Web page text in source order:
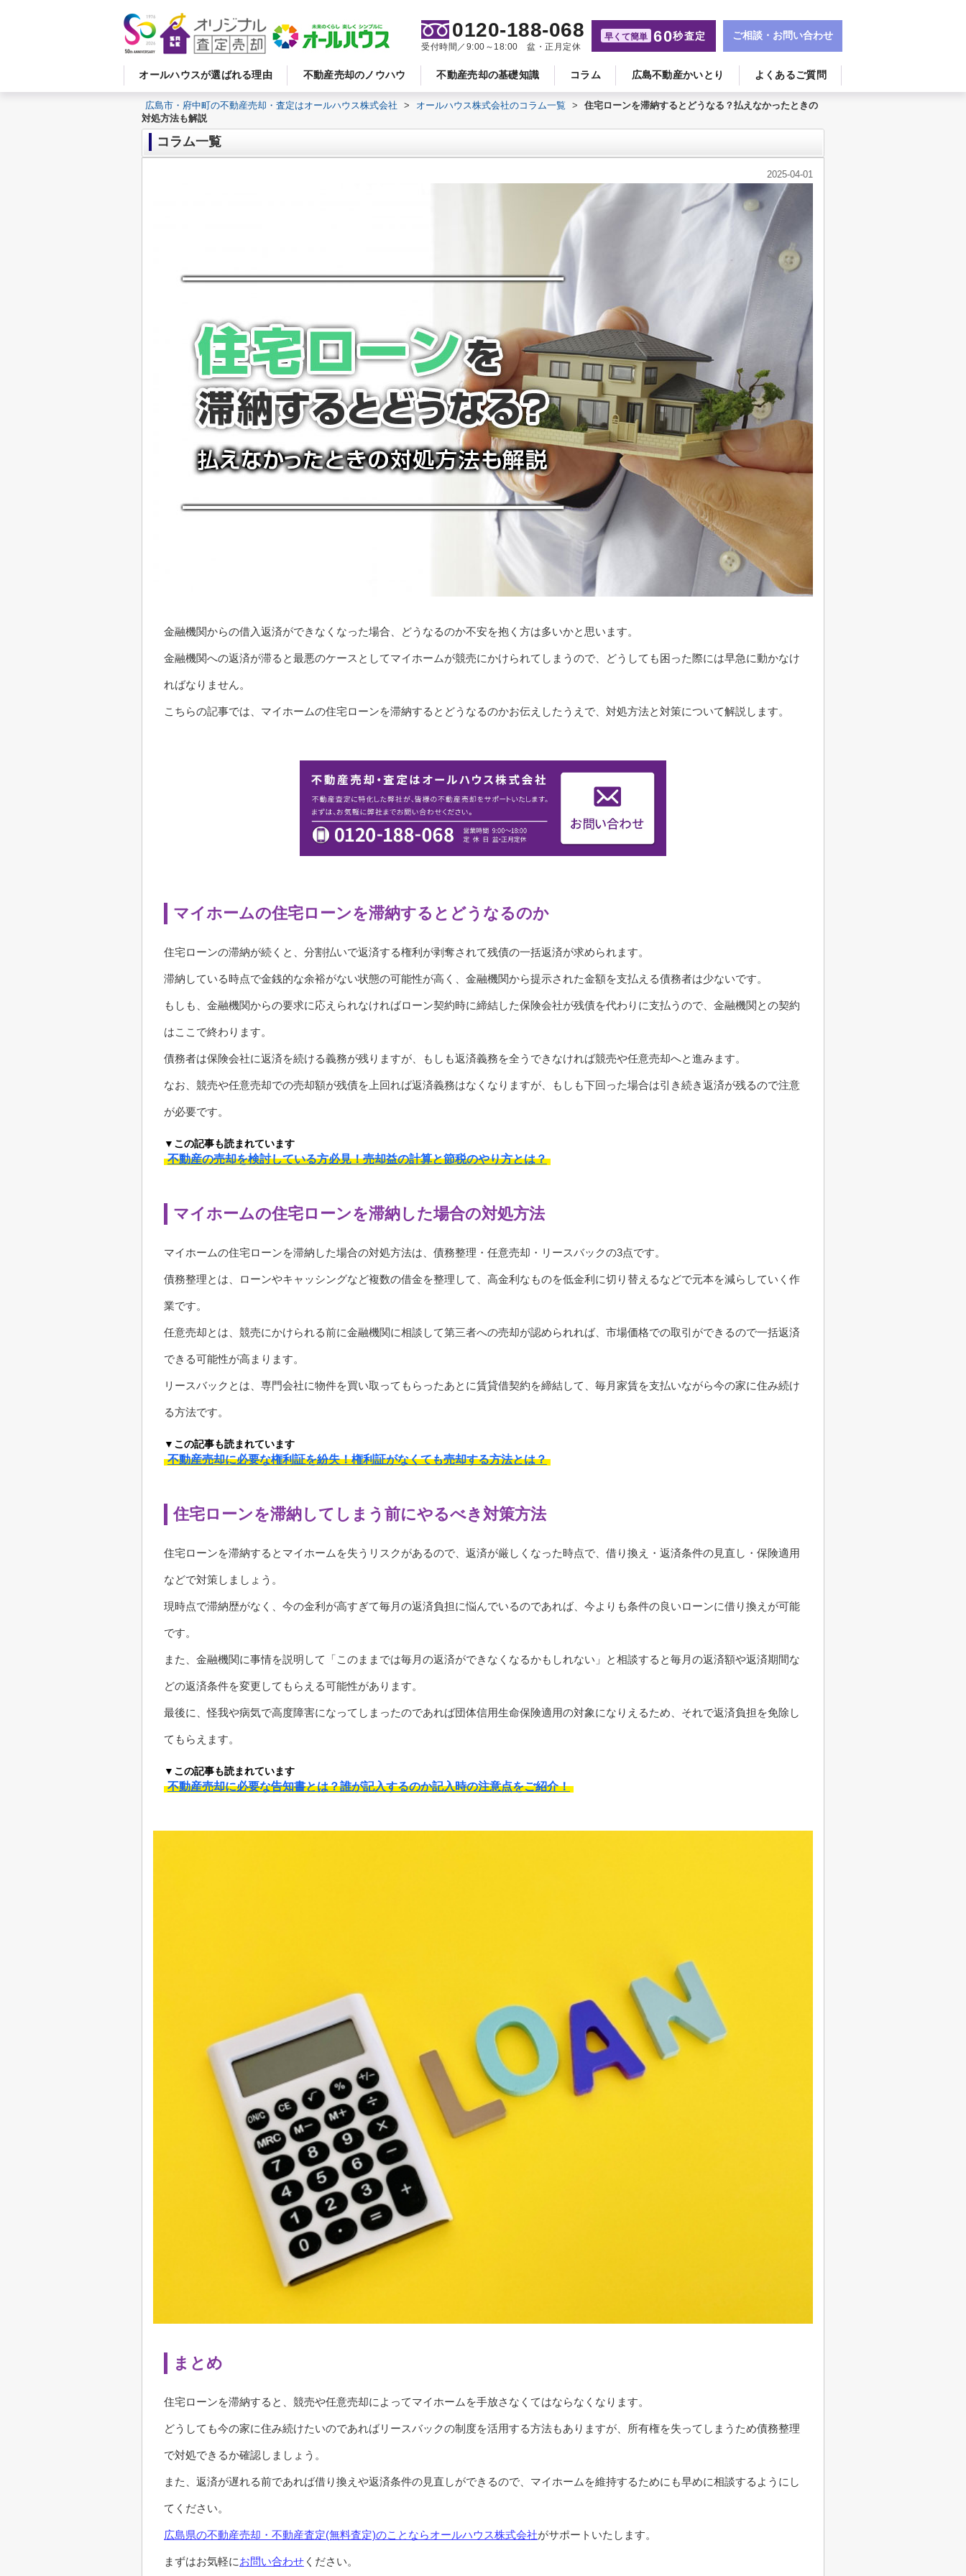
オールハウスが選ばれる理由 不動産売却のノウハウ 不動産売却の基礎知識 コラム 広島不動産かいとり よくあるご質問
0120-188-068
受付時間／9:00～18:00 盆・正月定休
早くて簡単 60秒査定 ご相談・お問い合わせ
広島市・府中町の不動産売却・査定はオールハウス株式会社 > オールハウス株式会社のコラム一覧 >
住宅ローンを滞納するとどうなる？払えなかったときの
対処方法も解説
コラム一覧
2025-04-01
金融機関からの借入返済ができなくなった場合、どうなるのか不安を抱く方は多いかと思います。
金融機関への返済が滞ると最悪のケースとしてマイホームが競売にかけられてしまうので、どうしても困った際には早急に動かなけ
ればなりません。
こちらの記事では、マイホームの住宅ローンを滞納するとどうなるのかお伝えしたうえで、対処方法と対策について解説します。
マイホームの住宅ローンを滞納するとどうなるのか
住宅ローンの滞納が続くと、分割払いで返済する権利が剥奪されて残債の一括返済が求められます。
滞納している時点で金銭的な余裕がない状態の可能性が高く、金融機関から提示された金額を支払える債務者は少ないです。
もしも、金融機関からの要求に応えられなければローン契約時に締結した保険会社が残債を代わりに支払うので、金融機関との契約
はここで終わります。
債務者は保険会社に返済を続ける義務が残りますが、もしも返済義務を全うできなければ競売や任意売却へと進みます。
なお、競売や任意売却での売却額が残債を上回れば返済義務はなくなりますが、もしも下回った場合は引き続き返済が残るので注意
が必要です。
▼この記事も読まれています
不動産の売却を検討している方必見！売却益の計算と節税のやり方とは？
マイホームの住宅ローンを滞納した場合の対処方法
マイホームの住宅ローンを滞納した場合の対処方法は、債務整理・任意売却・リースバックの3点です。
債務整理とは、ローンやキャッシングなど複数の借金を整理して、高金利なものを低金利に切り替えるなどで元本を減らしていく作
業です。
任意売却とは、競売にかけられる前に金融機関に相談して第三者への売却が認められれば、市場価格での取引ができるので一括返済
できる可能性が高まります。
リースバックとは、専門会社に物件を買い取ってもらったあとに賃貸借契約を締結して、毎月家賃を支払いながら今の家に住み続け
る方法です。
▼この記事も読まれています
不動産売却に必要な権利証を紛失！権利証がなくても売却する方法とは？
住宅ローンを滞納してしまう前にやるべき対策方法
住宅ローンを滞納するとマイホームを失うリスクがあるので、返済が厳しくなった時点で、借り換え・返済条件の見直し・保険適用
などで対策しましょう。
現時点で滞納歴がなく、今の金利が高すぎて毎月の返済負担に悩んでいるのであれば、今よりも条件の良いローンに借り換えが可能
です。
また、金融機関に事情を説明して「このままでは毎月の返済ができなくなるかもしれない」と相談すると毎月の返済額や返済期間な
どの返済条件を変更してもらえる可能性があります。
最後に、怪我や病気で高度障害になってしまったのであれば団体信用生命保険適用の対象になりえるため、それで返済負担を免除し
てもらえます。
▼この記事も読まれています
不動産売却に必要な告知書とは？誰が記入するのか記入時の注意点をご紹介！
まとめ
住宅ローンを滞納すると、競売や任意売却によってマイホームを手放さなくてはならなくなります。
どうしても今の家に住み続けたいのであればリースバックの制度を活用する方法もありますが、所有権を失ってしまうため債務整理
で対処できるか確認しましょう。
また、返済が遅れる前であれば借り換えや返済条件の見直しができるので、マイホームを維持するためにも早めに相談するようにし
てください。
広島県の不動産売却・不動産査定(無料査定)のことならオールハウス株式会社がサポートいたします。
まずはお気軽にお問い合わせ ください。